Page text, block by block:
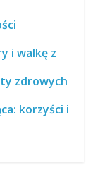
i walkę z
zdrowych
korzyści i